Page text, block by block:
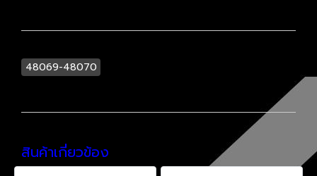
48069-48070
สินค้าเกี่ยวข้อง